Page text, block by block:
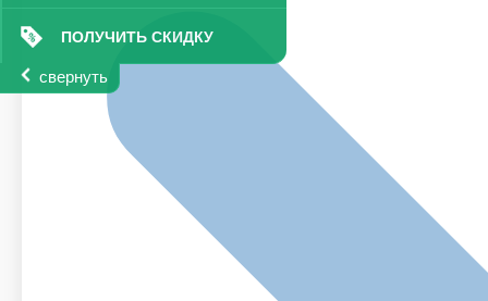
ПОЛУЧИТЬ СКИДКУ
свернуть